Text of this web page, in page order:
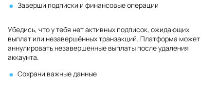
Заверши подписки и финансовые операции
Убедись, что у тебя нет активных подписок, ожидающих
выплат или незавершённых транзакций. Платформа может
аннулировать незавершённые выплаты после удаления
аккаунта.
Сохрани важные данные